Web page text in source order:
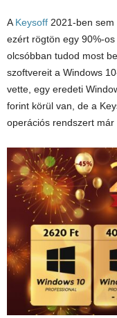
AKeysoff 2021-ben sem
ezért rögtön egy 90%-
olcsóbban tudod most
szoftvereit a Windows
vette, egy eredeti
forint körül van, de a
operációs rendszert